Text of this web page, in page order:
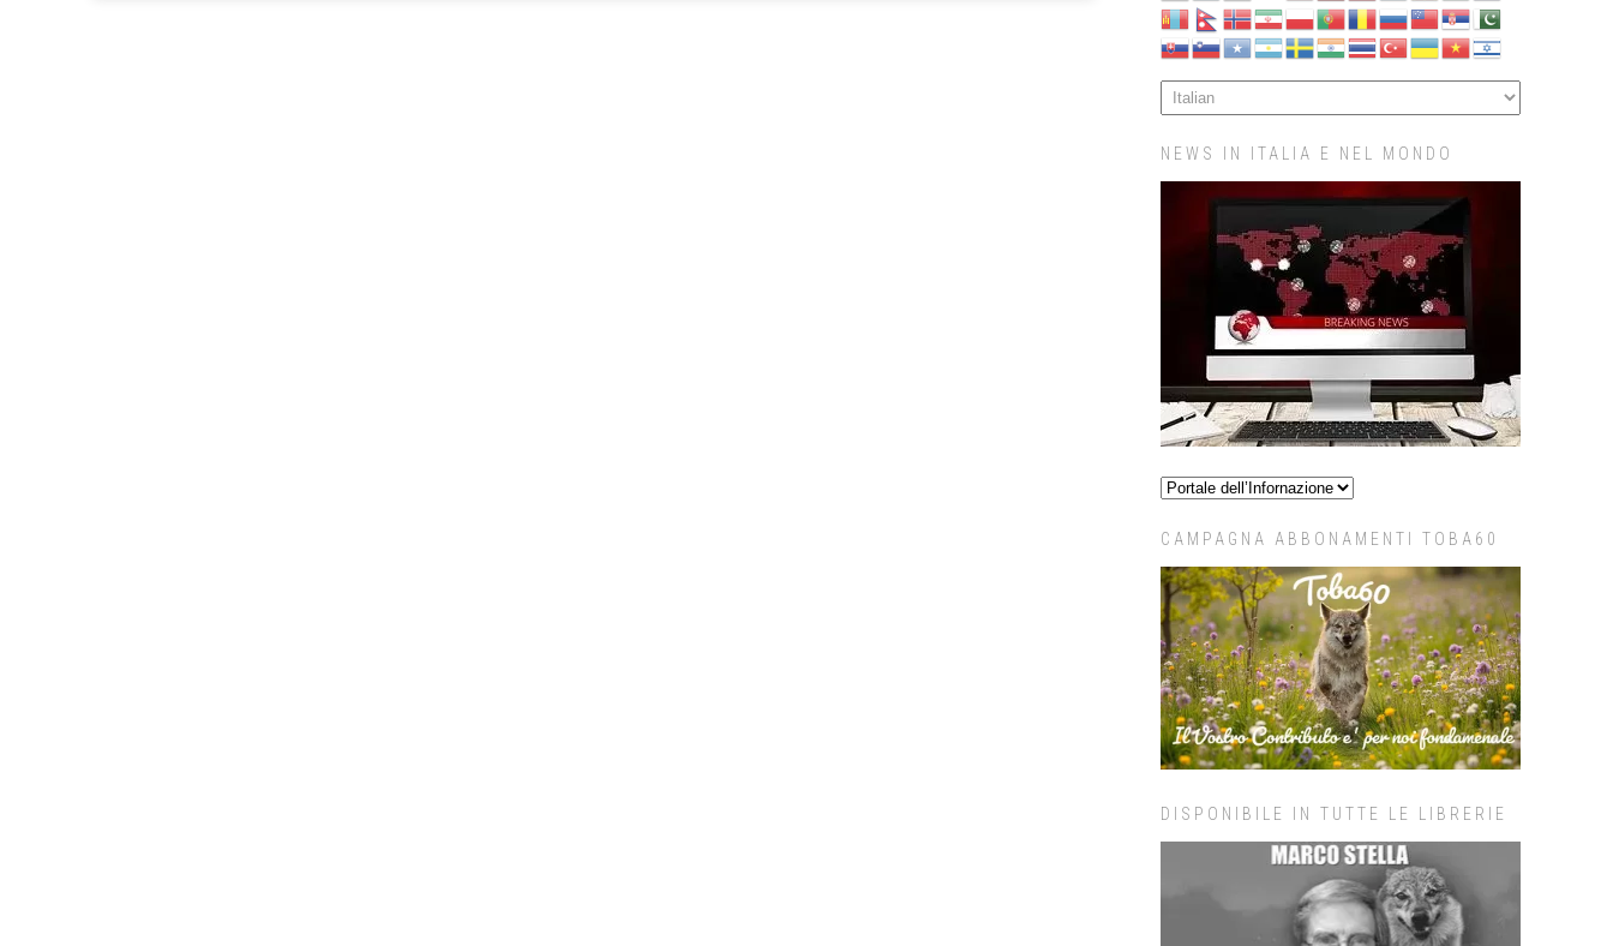
NEWS IN ITALIA E NEL MONDO
CAMPAGNA ABBONAMENTI TOBA60
DISPONIBILE IN TUTTE LE LIBRERIE